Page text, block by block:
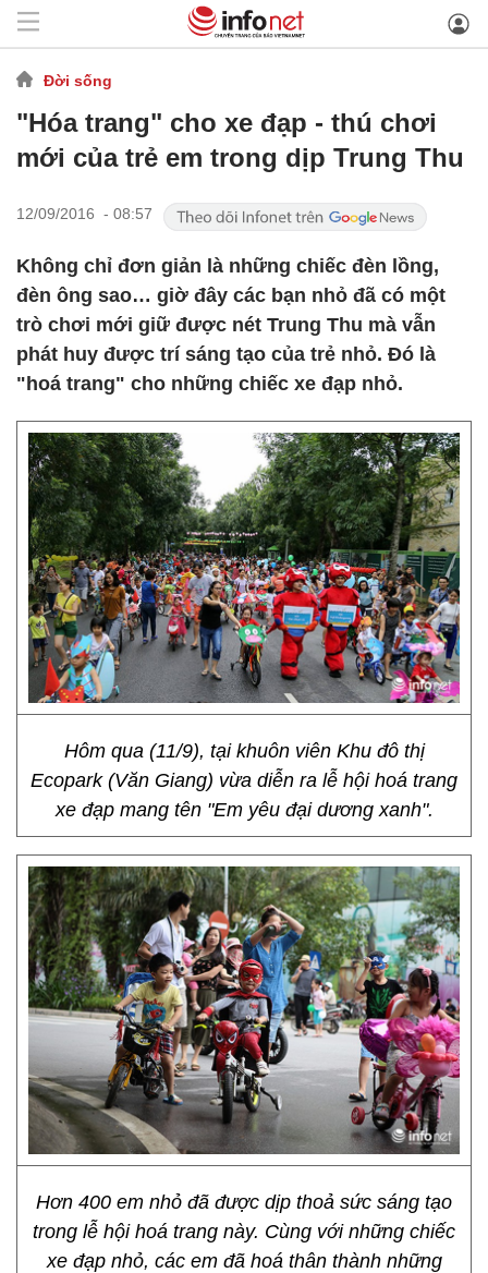
Đời sống
"Hóa trang" cho xe đạp - thú chơi
mới của trẻ em trong dịp Trung Thu
12/09/2016 - 08:57
Không chỉ đơn giản là những chiếc đèn lồng,
đèn ông sao… giờ đây các bạn nhỏ đã có một
trò chơi mới giữ được nét Trung Thu mà vẫn
phát huy được trí sáng tạo của trẻ nhỏ. Đó là
"hoá trang" cho những chiếc xe đạp nhỏ.
Hôm qua (11/9), tại khuôn viên Khu đô thị
Ecopark (Văn Giang) vừa diễn ra lễ hội hoá trang
xe đạp mang tên "Em yêu đại dương xanh".
Hơn 400 em nhỏ đã được dịp thoả sức sáng tạo
trong lễ hội hoá trang này. Cùng với những chiếc
xe đạp nhỏ, các em đã hoá thân thành những